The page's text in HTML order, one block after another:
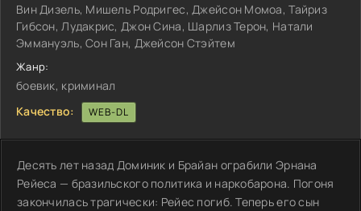
Вин Дизель, Мишель Родригес, Джейсон Момоа, Тайриз
Гибсон, Лудакрис, Джон Сина, Шарлиз Терон, Натали
Эммануэль, Сон Ган, Джейсон Стэйтем
Жанр:
боевик, криминал
Качество:
WEB-DL
Десять лет назад Доминик и Брайан ограбили Эрнана
Рейеса — бразильского политика и наркобарона. Погоня
закончилась трагически: Рейес погиб. Теперь его сын